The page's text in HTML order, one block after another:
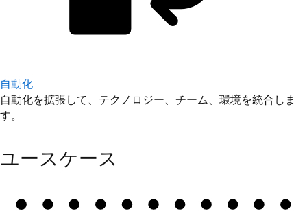
自動化
自動化を拡張して、テクノロジー、チーム、環境を統合しま
す。
ユースケース